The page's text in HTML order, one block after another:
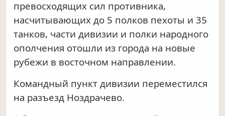
превосходящих сил противника,
насчитывающих до 5 полков пехоты и 35
танков, части дивизии и полки народного
ополчения отошли из города на новые
рубежи в восточном направлении.
Командный пункт дивизии переместился
на разъезд Ноздрачево.